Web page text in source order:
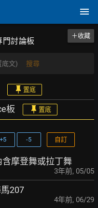
門討論板
＋收藏
底文) 搜尋
置底
板 置底
+5 -5 自訂
摩登舞或拉丁舞
3年前, 05/05
207
4年前, 06/29